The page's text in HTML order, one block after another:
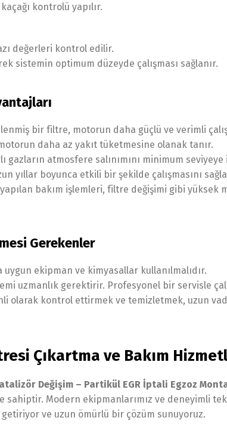
kontrolü yapılır.
değerleri kontrol edilir.
sistemin optimum düzeyde çalışması sağlanır.
bir filtre, motorun daha güçlü ve verimli
motorun daha az yakıt tüketmesine olanak tanır.
gazların atmosfere salınımını minimum
yıllar boyunca etkili bir şekilde çalışmasını
bakım işlemleri, filtre değişimi gibi yüksek
Gerekenler
uygun ekipman ve kimyasallar kullanılmalıdır.
uzmanlık gerektirir. Profesyonel bir servisle
olarak kontrol ettirmek ve temizletmek, uzun
Çıkartma ve Bakım
Değişim – Partikül EGR İptali Egzoz
Modern ekipmanlarımız ve deneyimli
getiriyor ve uzun ömürlü bir çözüm sunuyoruz.